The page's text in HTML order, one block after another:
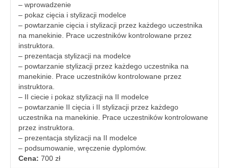
– wprowadzenie
– pokaz cięcia i stylizacji modelce
– powtarzanie cięcia i stylizacji przez każdego uczestnika
na manekinie. Prace uczestników kontrolowane przez
instruktora.
– prezentacja stylizacji na modelce
– powtarzanie stylizacji przez każdego uczestnika na
manekinie. Prace uczestników kontrolowane przez
instruktora.
– II ciecie i pokaz stylizacji na II modelce
– powtarzanie II cięcia i II stylizacji przez każdego
uczestnika na manekinie. Prace uczestników kontrolowane
przez instruktora.
– prezentacja stylizacji na II modelce
– podsumowanie, wręczenie dyplomów.
Cena: 700 zł